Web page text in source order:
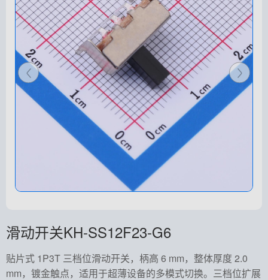
滑动开关KH-SS12F23-G6
贴片式 1P3T 三档位滑动开关，柄高 6 mm，整体厚度 2.0
mm，镀金触点，适用于超薄设备的多模式切换。三档位扩展